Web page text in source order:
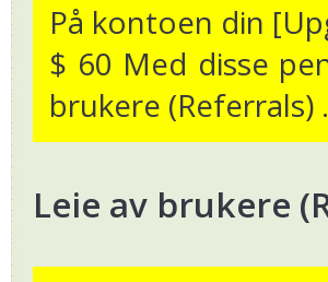
På kontoen din
$ 60 Med disse
brukere (Referrals) .
Leie av brukere